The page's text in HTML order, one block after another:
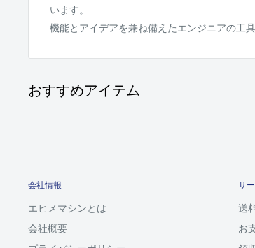
います。
機能とアイデアを兼ね備えたエンジニアの工
おすすめアイテム
会社情報
エヒメマシンとは
会社概要
サ
送
お